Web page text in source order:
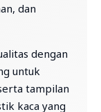
dan
dengan
untuk
tampilan
kaca yang